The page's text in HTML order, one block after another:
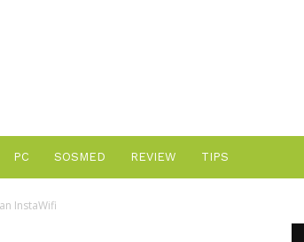
PC SOSMED REVIEW TIPS
InstaWifi